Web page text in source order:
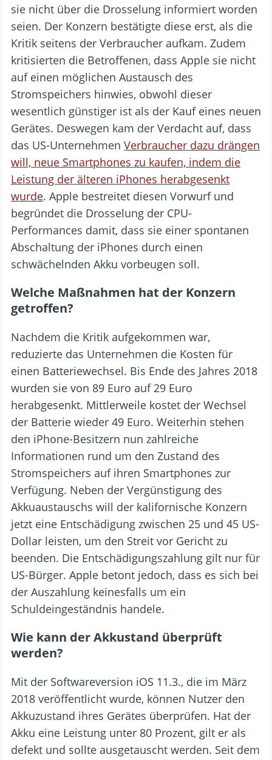
sie nicht über die Drosselung informiert worden
seien. Der Konzern bestätigte diese erst, als die
Kritik seitens der Verbraucher aufkam. Zudem
kritisierten die Betroffenen, dass Apple sie nicht
auf einen möglichen Austausch des
Stromspeichers hinwies, obwohl dieser
wesentlich günstiger ist als der Kauf eines neuen
Gerätes. Deswegen kam der Verdacht auf, dass
das US-Unternehmen Verbraucher dazu drängen
will, neue Smartphones zu kaufen, indem die
Leistung der älteren iPhones herabgesenkt
wurde. Apple bestreitet diesen Vorwurf und
begründet die Drosselung der CPU-
Performances damit, dass sie einer spontanen
Abschaltung der iPhones durch einen
schwächelnden Akku vorbeugen soll.
Welche Maßnahmen hat der Konzern
getroffen?
Nachdem die Kritik aufgekommen war,
reduzierte das Unternehmen die Kosten für
einen Batteriewechsel. Bis Ende des Jahres 2018
wurden sie von 89 Euro auf 29 Euro
herabgesenkt. Mittlerweile kostet der Wechsel
der Batterie wieder 49 Euro. Weiterhin stehen
den iPhone-Besitzern nun zahlreiche
Informationen rund um den Zustand des
Stromspeichers auf ihren Smartphones zur
Verfügung. Neben der Vergünstigung des
Akkuaustauschs will der kalifornische Konzern
jetzt eine Entschädigung zwischen 25 und 45 US-
Dollar leisten, um den Streit vor Gericht zu
beenden. Die Entschädigungszahlung gilt nur für
US-Bürger. Apple betont jedoch, dass es sich bei
der Auszahlung keinesfalls um ein
Schuldeingeständnis handele.
Wie kann der Akkustand überprüft
werden?
Mit der Softwareversion iOS 11.3., die im März
2018 veröffentlicht wurde, können Nutzer den
Akkuzustand ihres Gerätes überprüfen. Hat der
Akku eine Leistung unter 80 Prozent, gilt er als
defekt und sollte ausgetauscht werden. Seit dem